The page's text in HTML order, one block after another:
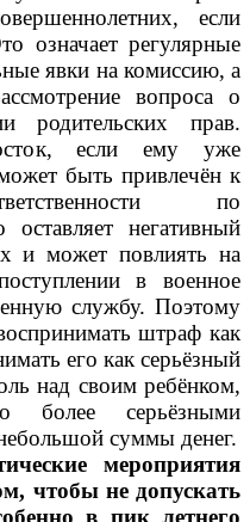
если
означает регулярные
явки на комиссию, а
вопроса о
родительских прав.
если ему уже
быть привлечён к
по
оставляет негативный
и может повлиять на
в военное
службу. Поэтому
штраф как
его как серьёзный
над своим ребёнком,
более серьёзными
суммы денег.
мероприятия
чтобы не допускать
в пик летнего